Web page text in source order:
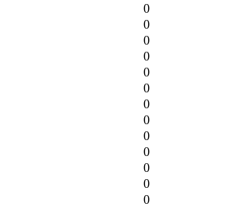
0
0
0
0
0
0
0
0
0
0
0
0
0